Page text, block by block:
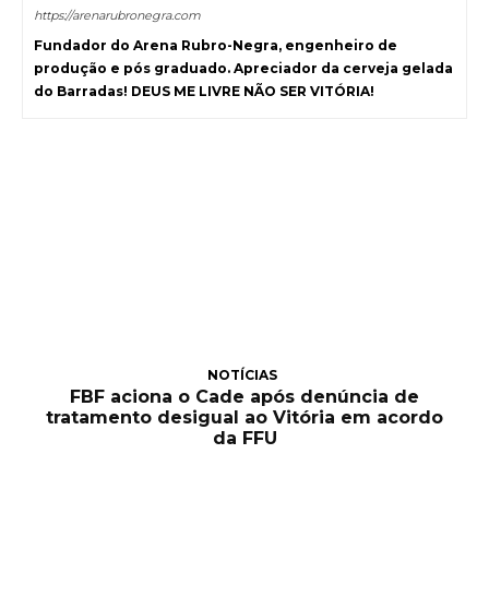
https://arenarubronegra.com
Fundador do Arena Rubro-Negra, engenheiro de
produção e pós graduado. Apreciador da cerveja gelada
do Barradas! DEUS ME LIVRE NÃO SER VITÓRIA!
NOTÍCIAS
FBF aciona o Cade após denúncia de
tratamento desigual ao Vitória em acordo
da FFU